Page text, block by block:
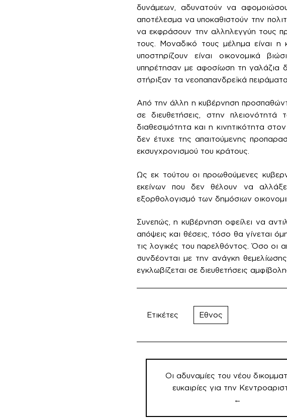
δυνάμεων, αδυνατούν να
αποτέλεσμα να υποκαθιστούν την
να εκφράσουν την αλληλεγγύη τους
τους. Μοναδικό τους μέλημα είναι η
υποστηρίζουν είναι οικονομικά
υπηρέτησαν με αφοσίωση τη γαλάζια
στήριξαν τα νεοπαπανδρεϊκά
Από την άλλη η κυβέρνηση
σε διευθετήσεις, στην
διαθεσιμότητα και η κινητικότητα
δεν έτυχε της απαιτούμενης
εκσυγχρονισμού του κράτους.
Ως εκ τούτου οι προωθούμενες
εκείνων που δεν θέλουν να
εξορθολογισμό των δημόσιων
Συνεπώς, η κυβέρνηση οφείλει να
απόψεις και θέσεις, τόσο θα γίνεται
τις λογικές του παρελθόντος. Όσο οι
συνδέονται με την ανάγκη
εγκλωβίζεται σε διευθετήσεις
Ετικέτες Εθνος
Πλοήγηση
Οι αδυναμίες του νέου
ευκαιρίες για την
←